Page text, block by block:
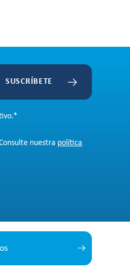
SUSCRÍBETE
*
nuestra política